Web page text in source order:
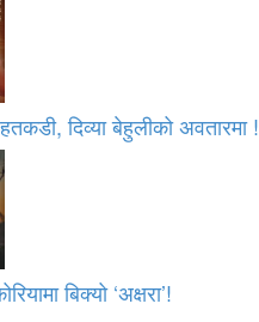
दिव्या बेहुलीको अवतारमा !
बिक्यो ‘अक्षरा’!